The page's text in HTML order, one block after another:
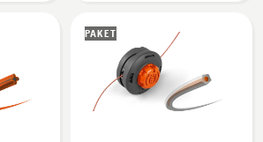
produktbetyg
PAKET